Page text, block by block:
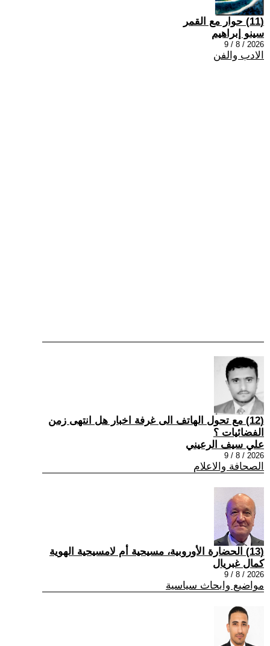
(11) حوار مع القمر
سينو إبراهيم
2026 / 8 / 9
الادب والفن
(12) مع تحول الهاتف الى غرفة اخبار هل انتهى زمن
الفضائيات ؟
علي سيف الرعيني
2026 / 8 / 9
الصحافة والاعلام
(13) الحضارة الأوروبية، مسيحية أم لامسيحية الهوية
كمال غبريال
2026 / 8 / 9
مواضيع وابحاث سياسية